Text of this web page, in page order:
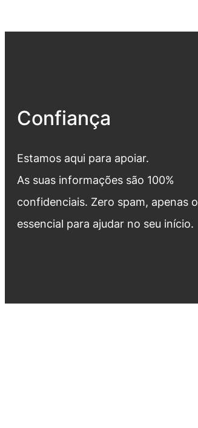
Confiança
Estamos aqui para apoiar.
As suas informações são 100%
confidenciais. Zero spam, apenas o
essencial para ajudar no seu início.